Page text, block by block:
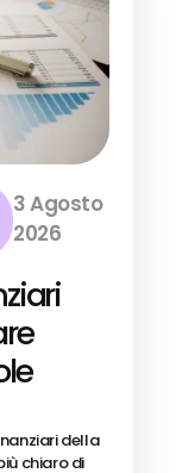
3 Agosto
2026
della
chiaro di